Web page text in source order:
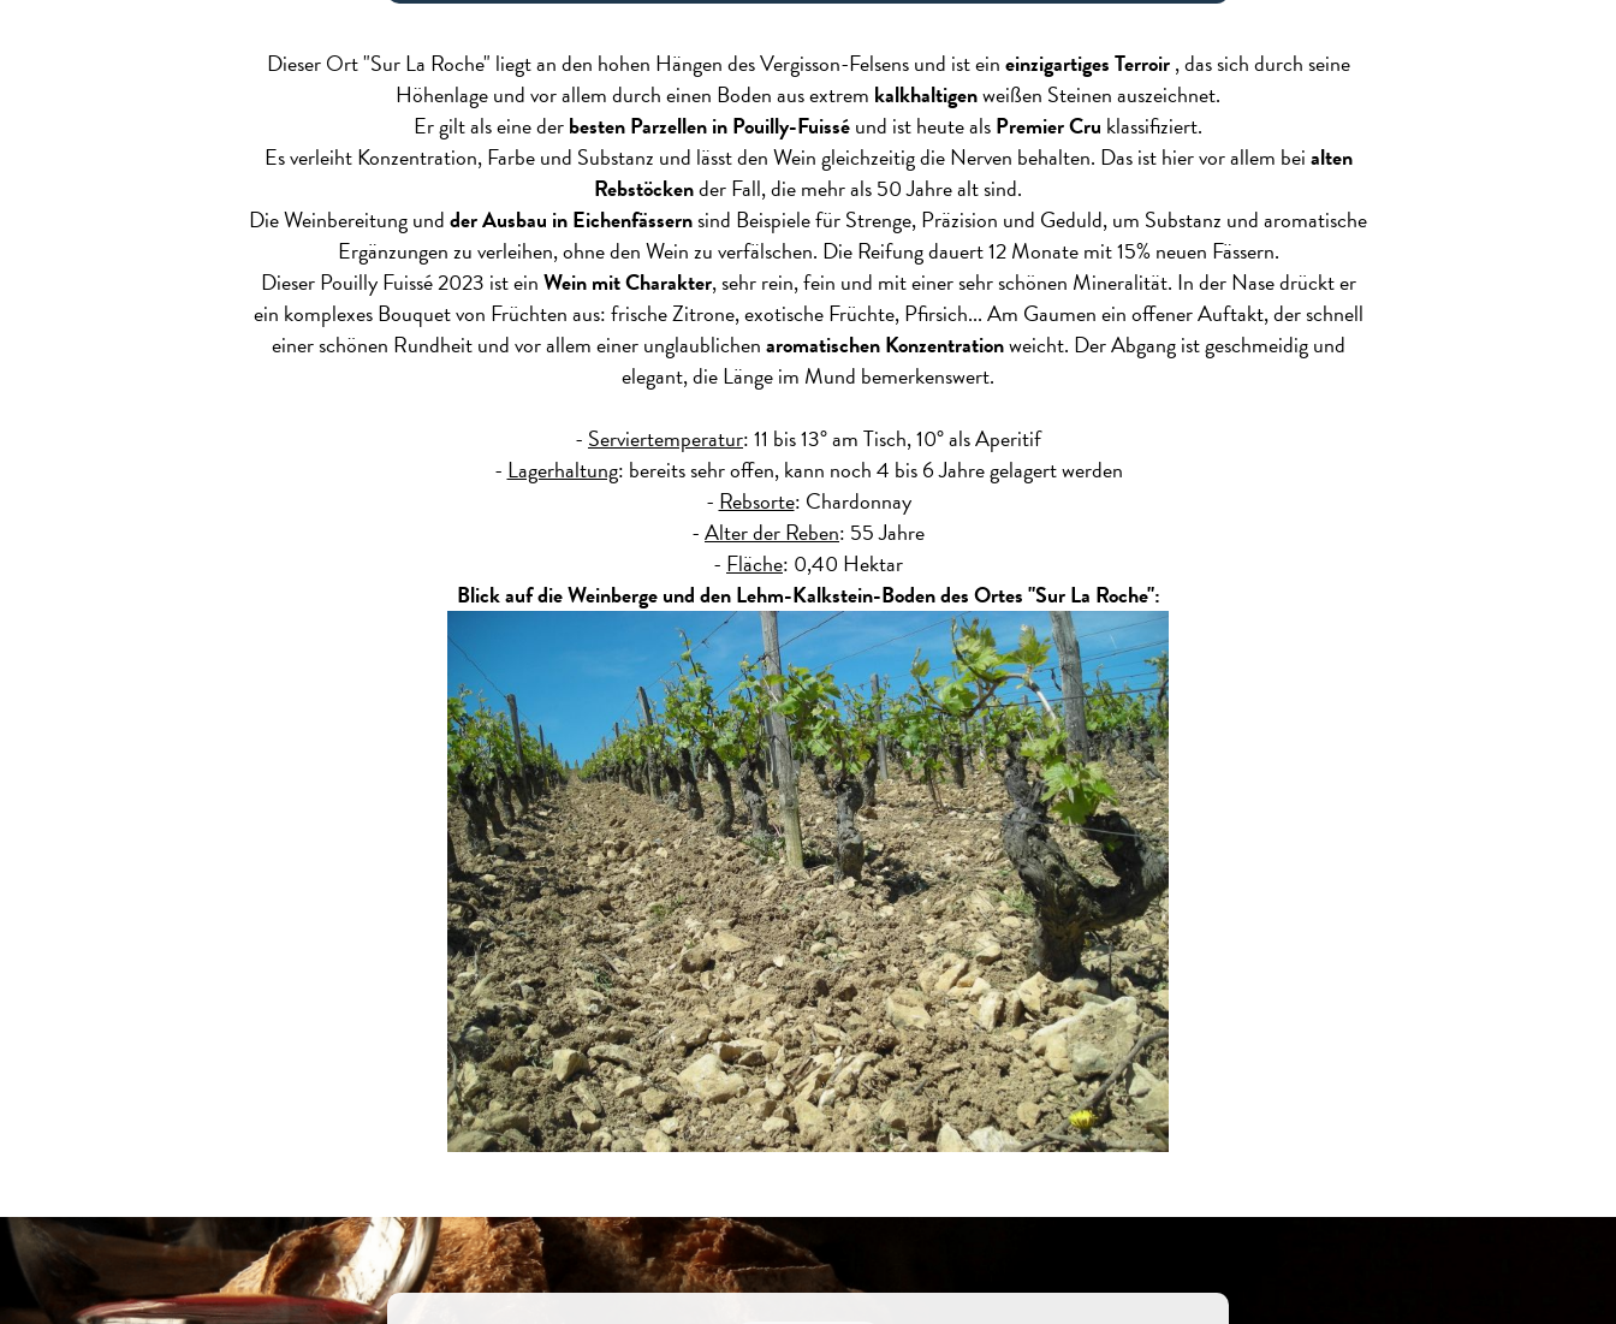
Dieser Ort "Sur La Roche" liegt an den hohen Hängen des Vergisson-Felsens und ist eineinzigartiges Terroir, das sich durch seine
Höhenlage und vor allem durch einen Boden aus extrem kalkhaltigenweißen Steinen auszeichnet.
Er gilt als eine derbesten Parzellen in Pouilly-Fuisséund ist heute alsPremier Cru klassifiziert.
Es verleiht Konzentration, Farbe und Substanz und lässt den Wein gleichzeitig die Nerven behalten. Das ist hier vor allem beialten
Rebstöckender Fall, die mehr als 50 Jahre alt sind.
Die Weinbereitung undder Ausbau in Eichenfässernsind Beispiele für Strenge, Präzision und Geduld, um Substanz und aromatische
Ergänzungen zu verleihen, ohne den Wein zu verfälschen. Die Reifung dauert 12 Monate mit 15% neuen Fässern.
Dieser Pouilly Fuissé 2023 ist einWein mit Charakter, sehr rein, fein und mit einer sehr schönen Mineralität. In der Nase drückt er
ein komplexes Bouquet von Früchten aus: frische Zitrone, exotische Früchte, Pfirsich... Am Gaumen ein offener Auftakt, der schnell
einer schönen Rundheit und vor allem einer unglaublichenaromatischen Konzentrationweicht. Der Abgang ist geschmeidig und
elegant, die Länge im Mund bemerkenswert.
- Serviertemperatur: 11 bis 13° am Tisch, 10° als Aperitif
- Lagerhaltung: bereits sehr offen, kann noch 4 bis 6 Jahre gelagert werden
- Rebsorte: Chardonnay
-Alter der Reben: 55 Jahre
- Fläche: 0,40 Hektar
Blick auf die Weinberge und den Lehm-Kalkstein-Boden des Ortes "Sur La Roche":